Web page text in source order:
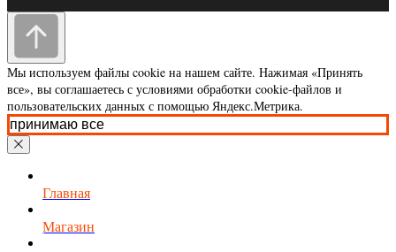
ул. им.Посадского И.Н. д 180/198, Eurokamin
eurokaminsaratov@yandex.ru
тел8 (845-2) 78-32-37
© 2008-2025 Eurokamin-Saratov
Все права защищены.
Заявка
Оплата
Мы используем файлы cookie на нашем сайте. Нажимая «Принять
все», вы соглашаетесь с условиями обработки cookie-файлов и
пользовательских данных с помощью Яндекс.Метрика.
принимаю все
Главная
Магазин